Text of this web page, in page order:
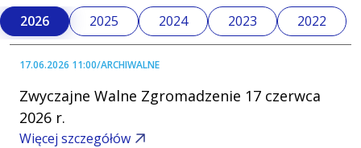
Ład korporacyjny
Wpisz szukaną frazę
2026 2025 2024 2023 2022
17.06.2026 11:00/ARCHIWALNE
Zwyczajne Walne Zgromadzenie 17 czerwca
2026 r.
Więcej szczegółów